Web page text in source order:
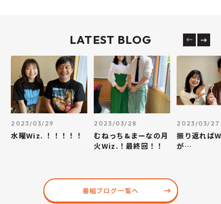
LATEST BLOG
2023/03/29
水曜Wiz. ！！！！！
2023/03/28
むねっち&まーなの月
火Wiz.！最終回！！
2023/03/27
振り返れば
が…
番組ブログ一覧へ